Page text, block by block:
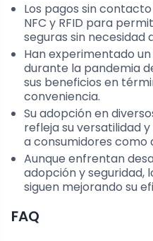
Los pagos sin
NFC y RFID para
seguras sin necesidad
Han experimentado
durante la pandemia
sus beneficios en
conveniencia.
Su adopción en
refleja su versatilidad
a consumidores como
Aunque enfrentan
adopción y seguridad,
siguen mejorando su
FAQ